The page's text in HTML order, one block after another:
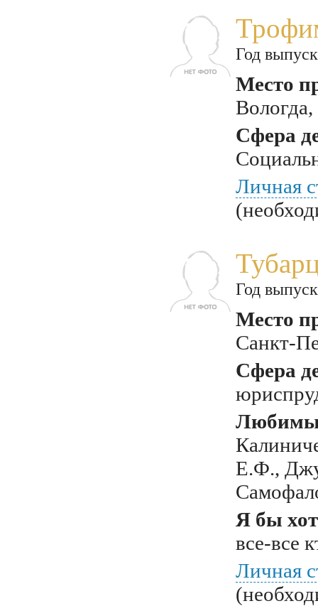
Год
Место
Вологда,
Сфера
Личная
Год
Место
Санкт-
Сфера
Е.Ф.,
Я бы
все-все
Личная